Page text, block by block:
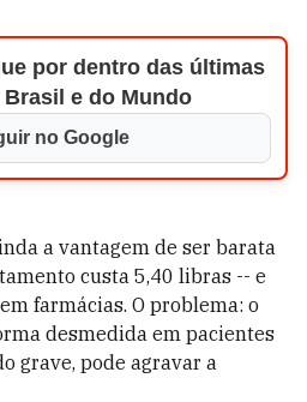
por dentro das últimas
e do Mundo
no Google
a vantagem de ser barata
custa 5,40 libras -- e
farmácias. O problema: o
desmedida em pacientes
grave, pode agravar a